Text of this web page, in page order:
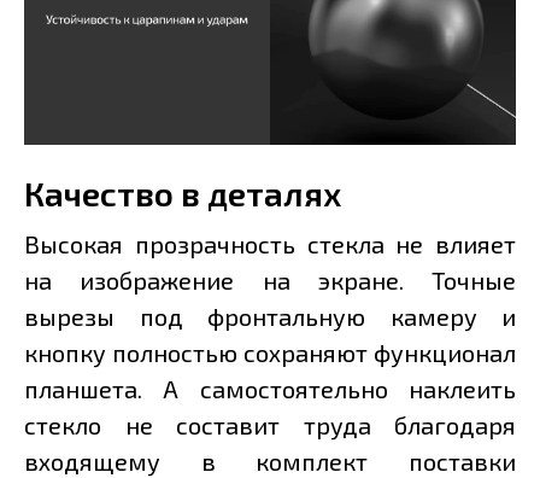
Качество в деталях
Высокая прозрачность стекла не влияет
на изображение на экране. Точные
вырезы под фронтальную камеру и
кнопку полностью сохраняют функционал
планшета. А самостоятельно наклеить
стекло не составит труда благодаря
входящему в комплект поставки